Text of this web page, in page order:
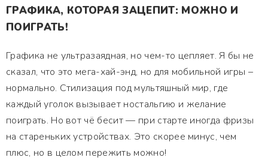
ГРАФИКА, КОТОРАЯ ЗАЦЕПИТ: МОЖНО И
ПОИГРАТЬ!
Графика не ультразаядная, но чем-то цепляет. Я бы не
сказал, что это мега-хай-энд, но для мобильной игры –
нормально. Стилизация под мультяшный мир, где
каждый уголок вызывает ностальгию и желание
поиграть. Но вот чё бесит — при старте иногда фризы
на стареньких устройствах. Это скорее минус, чем
плюс, но в целом пережить можно!